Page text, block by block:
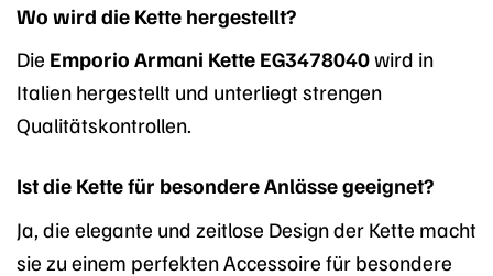
Wo wird die Kette hergestellt?
Die Emporio Armani Kette EG3478040wird in
Italien hergestellt und unterliegt strengen
Qualitätskontrollen.
Ist die Kette für besondere Anlässe geeignet?
Ja, die elegante und zeitlose Design der Kette macht
sie zu einem perfekten Accessoire für besondere